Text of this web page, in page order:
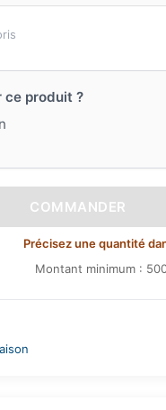
ce produit ?
COMMANDER
Précisez une quantité
Montant minimum :